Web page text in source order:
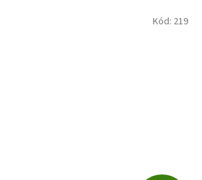
Kód: 219